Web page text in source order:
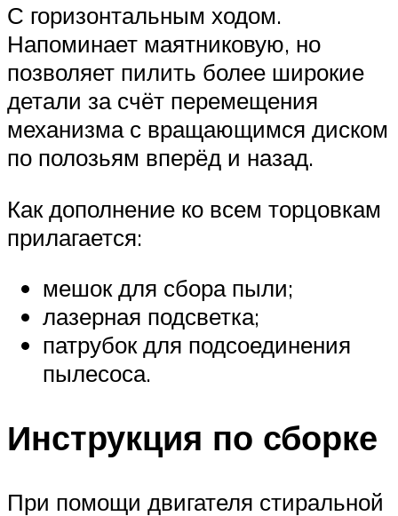
С горизонтальным ходом.
Напоминает маятниковую, но
позволяет пилить более широкие
детали за счёт перемещения
механизма с вращающимся диском
по полозьям вперёд и назад.
Как дополнение ко всем торцовкам
прилагается:
мешок для сбора пыли;
лазерная подсветка;
патрубок для подсоединения
пылесоса.
Инструкция по сборке
При помощи двигателя стиральной